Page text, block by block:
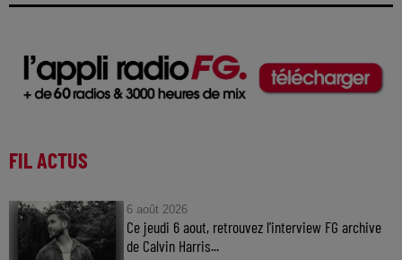
FIL ACTUS
6 août 2026
Ce jeudi 6 aout, retrouvez l'interview FG archive
de Calvin Harris...